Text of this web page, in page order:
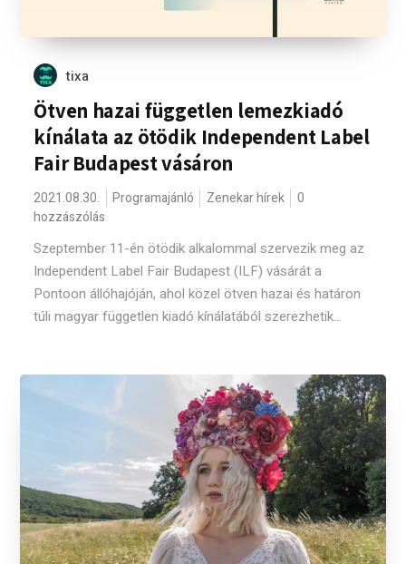
tixa
Ötven hazai független lemezkiadó
kínálata az ötödik Independent Label
Fair Budapest vásáron
2021.08.30. Programajánló Zenekar hírek
0
hozzászólás
Szeptember 11-én ötödik alkalommal szervezik meg az
Independent Label Fair Budapest (ILF) vásárát a
Pontoon állóhajóján, ahol közel ötven hazai és határon
túli magyar független kiadó kínálatából szerezhetik...